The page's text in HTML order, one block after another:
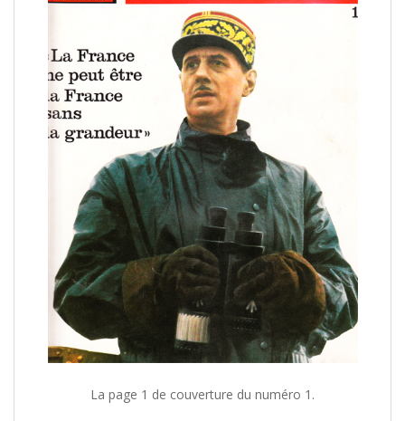
La page 1 de couverture du numéro 1.